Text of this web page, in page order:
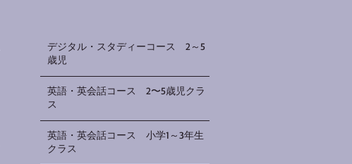
デジタル・スタディーコース 2～5
歳児
英語・英会話コース 2〜5歳児クラ
ス
英語・英会話コース 小学1～3年生
クラス